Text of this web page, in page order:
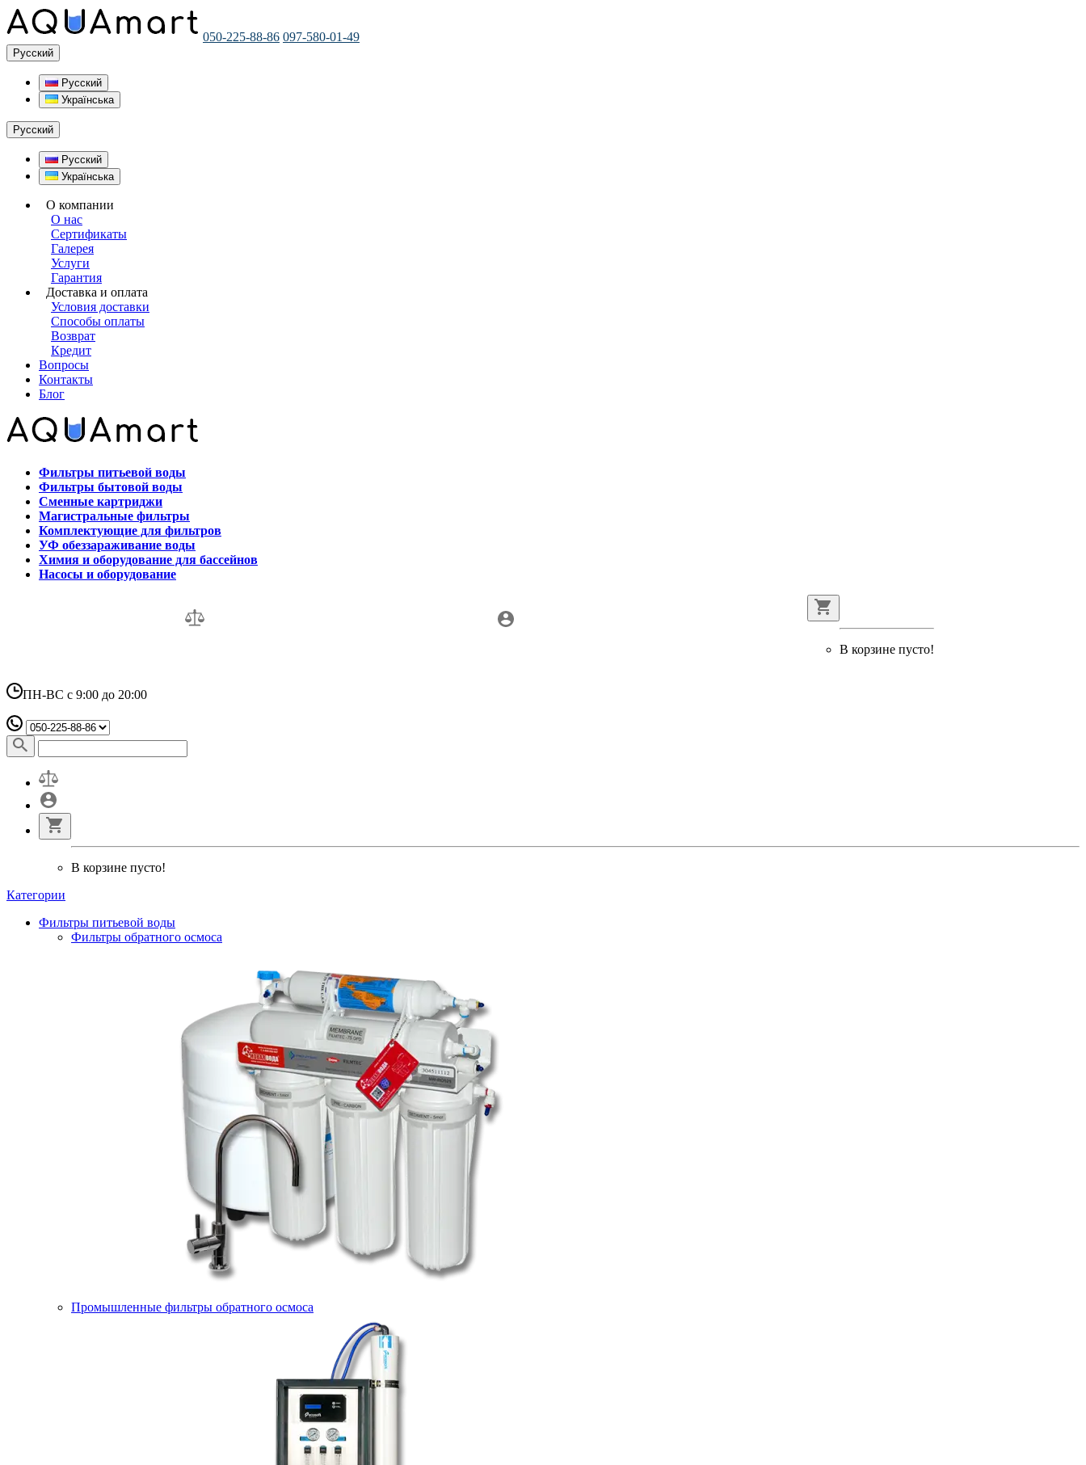
050-225-88-86 097-580-01-49
Русский
Русский
Українська
Русский
Русский
Українська
О компании
О нас
Сертификаты
Галерея
Услуги
Гарантия
Доставка и оплата
Условия доставки
Способы оплаты
Возврат
Кредит
Вопросы
Контакты
Блог
Фильтры питьевой воды
Фильтры бытовой воды
Сменные картриджи
Магистральные фильтры
Комплектующие для фильтров
УФ обеззараживание воды
Химия и оборудование для бассейнов
Насосы и оборудование
В корзине пусто!
ПН-ВС с 9:00 до 20:00
В корзине пусто!
Категории
Фильтры питьевой воды
Фильтры обратного осмоса
Промышленные фильтры обратного осмоса